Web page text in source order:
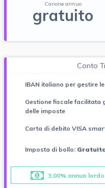
Canone annuo
gratuito
Conto
IBAN italiano per gestire
Gestione fiscale facilitata
delle imposte
Carta di debito VISA
Imposta di bollo:
3,00% annuo